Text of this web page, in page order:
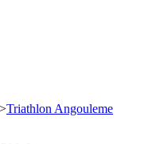
>Triathlon Angouleme